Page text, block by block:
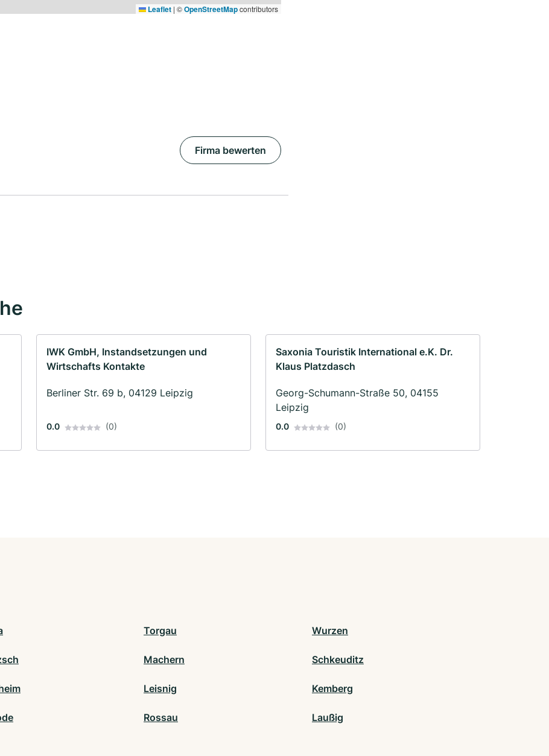
Leaflet | ©OpenStreetMapcontributors
Firma bewerten
IWK GmbH, Instandsetzungen und
Wirtschafts Kontakte
Berliner Str. 69 b, 04129 Leipzig
0.0 (0)
Saxonia Touristik International e.K. Dr.
Klaus Platzdasch
Georg-Schumann-Straße 50, 04155
Leipzig
0.0 (0)
Torgau Wurzen
Machern Schkeuditz
Leisnig Kemberg
Rossau Laußig